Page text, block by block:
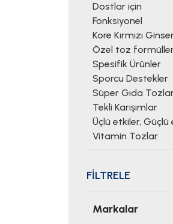
Dostlar için
Fonksiyonel
Kore Kırmızı
Özel toz
Spesifik Ürünler
Sporcu Destekler
Süper Gıda
Tekli Karışımlar
Üçlü etkiler, Güçlü
Vitamin Tozlar
FİLTRELE
Markalar